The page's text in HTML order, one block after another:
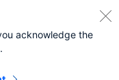
acknowledge the